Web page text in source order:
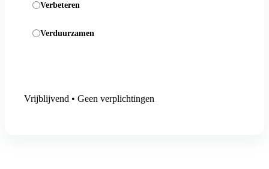
Verbeteren
Verduurzamen
Vrijblijvend • Geen verplichtingen